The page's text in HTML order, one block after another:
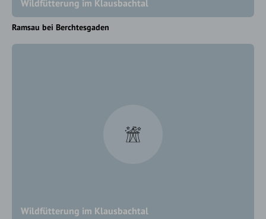
Wildfütterung im Klausbachtal
Ramsau bei Berchtesgaden
Wildfütterung im Klausbachtal